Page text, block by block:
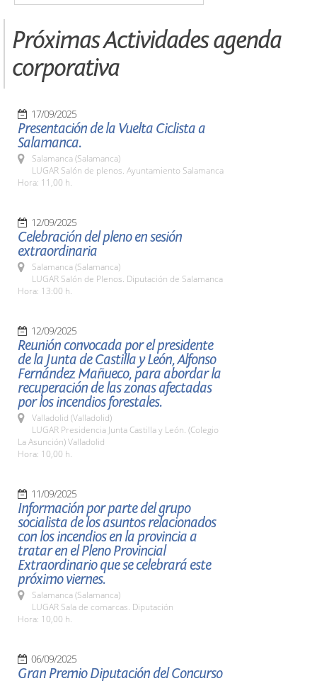
Próximas Actividades agenda
corporativa
17/09/2025
Presentación de la Vuelta Ciclista a
Salamanca.
Salamanca (Salamanca)
LUGAR Salón de plenos. Ayuntamiento Salamanca
Hora: 11,00 h.
12/09/2025
Celebración del pleno en sesión
extraordinaria
Salamanca (Salamanca)
LUGAR Salón de Plenos. Diputación de Salamanca
Hora: 13:00 h.
12/09/2025
Reunión convocada por el presidente
de la Junta de Castilla y León, Alfonso
Fernández Mañueco, para abordar la
recuperación de las zonas afectadas
por los incendios forestales.
Valladolid (Valladolid)
LUGAR Presidencia Junta Castilla y León. (Colegio
La Asunción) Valladolid
Hora: 10,00 h.
11/09/2025
Información por parte del grupo
socialista de los asuntos relacionados
con los incendios en la provincia a
tratar en el Pleno Provincial
Extraordinario que se celebrará este
próximo viernes.
Salamanca (Salamanca)
LUGAR Sala de comarcas. Diputación
Hora: 10,00 h.
06/09/2025
Gran Premio Diputación del Concurso